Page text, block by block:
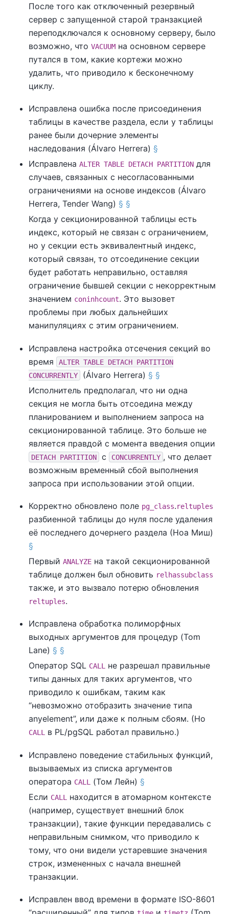
После того как отключенный резервный
сервер с запущенной старой транзакцией
переподключался к основному серверу, было
возможно, что VACUUM на основном сервере
путался в том, какие кортежи можно
удалить, что приводило к бесконечному
циклу.
Исправлена ошибка после присоединения
таблицы в качестве раздела, если у таблицы
ранее были дочерние элементы
наследования (Álvaro Herrera) §
Исправлена ALTER TABLE DETACH PARTITION для
случаев, связанных с несогласованными
ограничениями на основе индексов (Álvaro
Herrera, Tender Wang) § §
Когда у секционированной таблицы есть
индекс, который не связан с ограничением,
но у секции есть эквивалентный индекс,
который связан, то отсоединение секции
будет работать неправильно, оставляя
ограничение бывшей секции с некорректным
значением coninhcount. Это вызовет
проблемы при любых дальнейших
манипуляциях с этим ограничением.
Исправлена настройка отсечения секций во
время
ALTER TABLE DETACH PARTITION
CONCURRENTLY
(Álvaro Herrera) § §
Исполнитель предполагал, что ни одна
секция не могла быть отсоедина между
планированием и выполнением запроса на
секционированной таблице. Это больше не
является правдой с момента введения опции
DETACH PARTITION с CONCURRENTLY , что делает
возможным временный сбой выполнения
запроса при использовании этой опции.
Корректно обновлено поле pg_class.reltuples
разбиенной таблицы до нуля после удаления
её последнего дочернего раздела (Ноа Миш)
§
Первый ANALYZE на такой секционированной
таблице должен был обновить relhassubclass
также, и это вызвало потерю обновления
reltuples.
Исправлена обработка полиморфных
выходных аргументов для процедур (Tom
Lane) § §
Оператор SQL CALL не разрешал правильные
типы данных для таких аргументов, что
приводило к ошибкам, таким как
“невозможно отобразить значение типа
anyelement”, или даже к полным сбоям. (Но
CALL в PL/pgSQL работал правильно.)
Исправлено поведение стабильных функций,
вызываемых из списка аргументов
оператора CALL (Том Лейн) §
Если CALL
находится в атомарном контексте
(например, существует внешний блок
транзакции), такие функции передавались с
неправильным снимком, что приводило к
тому, что они видели устаревшие значения
строк, измененных с начала внешней
транзакции.
Исправлен ввод времени в формате ISO-8601